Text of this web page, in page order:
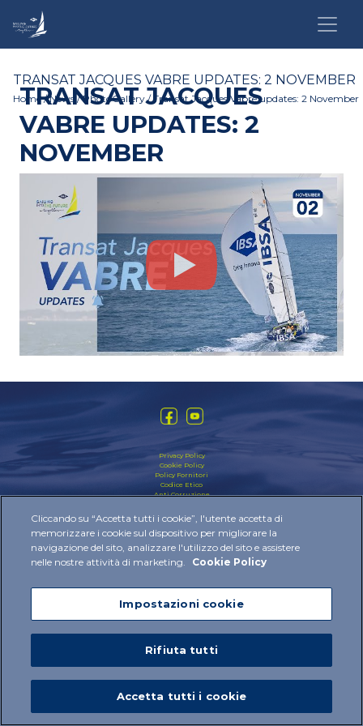
TRANSAT JACQUES VABRE UPDATES: 2 NOVEMBER
Home/News /PhotoGallery/ Transat Jacques Vabre updates: 2 November
TRANSAT JACQUES
VABRE UPDATES: 2
NOVEMBER
Privacy Policy
Cookie Policy
Policy Fornitori
Codice Etico
Anti Corruzione
Cliccando su “Accetta tutti i cookie”, l'utente accetta di
memorizzare i cookie sul dispositivo per migliorare la
navigazione del sito, analizzare l'utilizzo del sito e assistere
nelle nostre attività di marketing.
Cookie Policy
Impostazioni cookie
Rifiuta tutti
Accetta tutti i cookie